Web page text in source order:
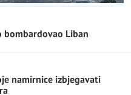
Liban
namirnice izbjegavati